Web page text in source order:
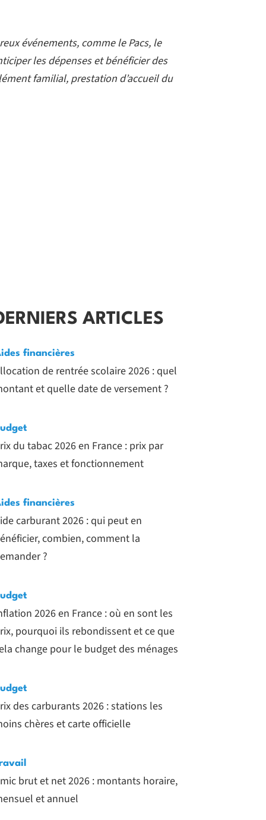
événements, comme le Pacs, le
les dépenses et bénéficier des
familial, prestation d’accueil du
ARTICLES
financières
de rentrée scolaire 2026 : quel
et quelle date de versement ?
du tabac 2026 en France : prix par
taxes et fonctionnement
financières
carburant 2026 : qui peut en
combien, comment la
?
2026 en France : où en sont les
pourquoi ils rebondissent et ce que
change pour le budget des ménages
des carburants 2026 : stations les
chères et carte officielle
brut et net 2026 : montants horaire,
et annuel